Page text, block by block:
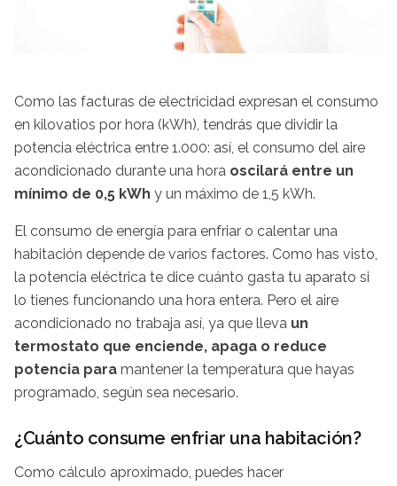
Como las facturas de electricidad expresan el consumo
en kilovatios por hora (kWh), tendrás que dividir la
potencia eléctrica entre 1.000: así, el consumo del aire
acondicionado durante una hora oscilará entre un
mínimo de 0,5 kWh y un máximo de 1,5 kWh.
El consumo de energía para enfriar o calentar una
habitación depende de varios factores. Como has visto,
la potencia eléctrica te dice cuánto gasta tu aparato si
lo tienes funcionando una hora entera. Pero el aire
acondicionado no trabaja así, ya que lleva un
termostato que enciende, apaga o reduce
potencia para mantener la temperatura que hayas
programado, según sea necesario.
¿Cuánto consume enfriar una habitación?
Como cálculo aproximado, puedes hacer